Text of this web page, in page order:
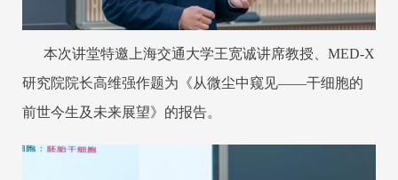
本次讲堂特邀上海交通大学王宽诚讲席教授、MED-X
研究院院长高维强作题为《从微尘中窥见——干细胞的
前世今生及未来展望》的报告。